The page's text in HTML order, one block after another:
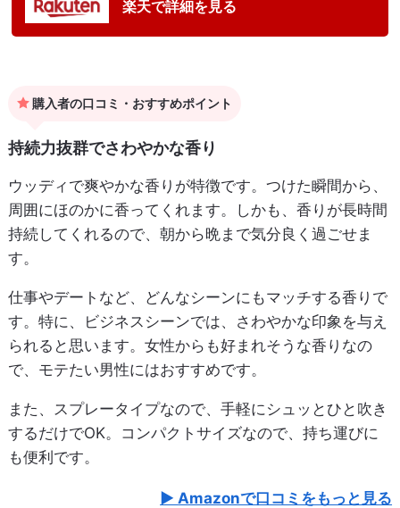
楽天で詳細を見る
購入者の口コミ・おすすめポイント
持続力抜群でさわやかな香り
ウッディで爽やかな香りが特徴です。つけた瞬間から、
周囲にほのかに香ってくれます。しかも、香りが長時間
持続してくれるので、朝から晩まで気分良く過ごせま
す。
仕事やデートなど、どんなシーンにもマッチする香りで
す。特に、ビジネスシーンでは、さわやかな印象を与え
られると思います。女性からも好まれそうな香りなの
で、モテたい男性にはおすすめです。
また、スプレータイプなので、手軽にシュッとひと吹き
するだけでOK。コンパクトサイズなので、持ち運びに
も便利です。
Amazonで口コミをもっと見る